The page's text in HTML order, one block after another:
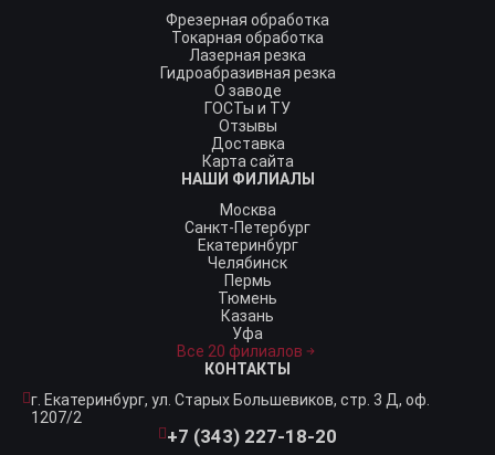
Фрезерная обработка
Токарная обработка
Лазерная резка
Гидроабразивная резка
О заводе
ГОСТы и ТУ
Отзывы
Доставка
Карта сайта
НАШИ ФИЛИАЛЫ
Москва
Санкт-Петербург
Екатеринбург
Челябинск
Пермь
Тюмень
Казань
Уфа
Все 20 филиалов
КОНТАКТЫ
г. Екатеринбург, ул. Старых Большевиков, стр. 3 Д, оф.
1207/2
+7 (343) 227-18-20